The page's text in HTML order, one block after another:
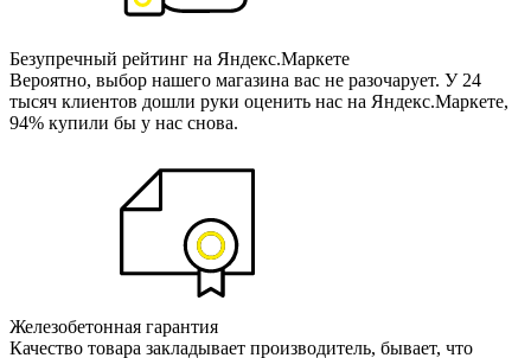
Безупречный рейтинг на Яндекс.Маркете
Вероятно, выбор нашего магазина вас не разочарует. У 24
тысяч клиентов дошли руки оценить нас на Яндекс.Маркете,
94% купили бы у нас снова.
Железобетонная гарантия
Качество товара закладывает производитель, бывает, что